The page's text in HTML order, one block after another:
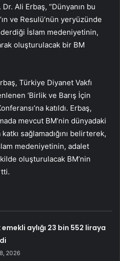
Ali Erbaş, “Dünyanın bu
ve Resulü’nün yeryüzünde
İslam medeniyetinin,
oluşturulacak bir BM
Türkiye Diyanet Vakfı
‘Birlik ve Barış İçin
katıldı. Erbaş,
mevcut BM’nin dünyadaki
sağlamadığını belirterek,
medeniyetinin, adalet
oluşturulacak BM’nin
emekli aylığı 23 bin 552 liraya
2026